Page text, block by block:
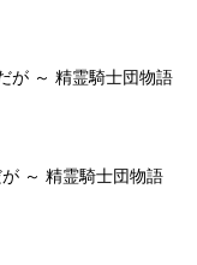
が ～ 精霊騎士団物語
～ 精霊騎士団物語